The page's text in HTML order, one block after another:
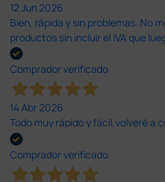
12 Jun 2026
Bien, rápida y sin problemas. No
productos sin incluir el IVA que
Comprador verificado
14 Abr 2026
Todo muy rápido y fácil,volveré a
Comprador verificado